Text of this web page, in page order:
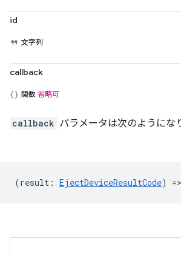
id
文字列
callback
関数 省略可
callback パラメータは次のようにな
(result : EjectDeviceResultCode) =>